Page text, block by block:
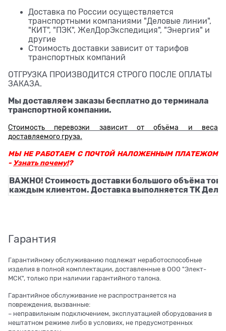
Доставка по России осуществляется
транспортными компаниями "Деловые линии",
"КИТ", "ПЭК", ЖелДорЭкспедиция", "Энергия" и
другие
Стоимость доставки зависит от тарифов
транспортных компаний
ОТГРУЗКА ПРОИЗВОДИТСЯ СТРОГО ПОСЛЕ ОПЛАТЫ
ЗАКАЗА.
Мы доставляем заказы бесплатно до терминала
транспортной компании.
Стоимость перевозки зависит от объёма и веса
доставляемого груза.
МЫ НЕ РАБОТАЕМ С ПОЧТОЙ НАЛОЖЕННЫМ ПЛАТЕЖОМ
- Узнать почему!?
ВАЖНО! Стоимость доставки большого объёма
каждым клиентом. Доставка выполняется ТК
Гарантия
Гарантийному обслуживанию подлежат неработоспособные
изделия в полной комплектации, доставленные в ООО "Элект-
МСК", только при наличии гарантийного талона.
Гарантийное обслуживание не распространяется на
повреждения, вызванные:
– неправильным подключением, эксплуатацией оборудования в
нештатном режиме либо в условиях, не предусмотренных